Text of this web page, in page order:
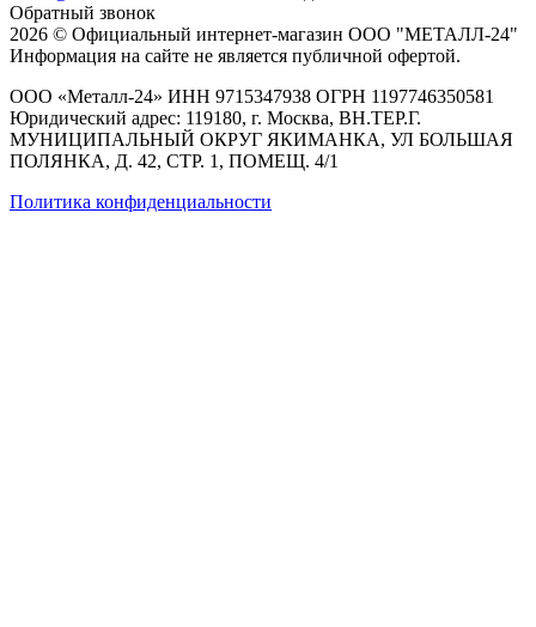
Обратный звонок
2026 © Официальный интернет-магазин ООО "МЕТАЛЛ-24"
Информация на сайте не является публичной офертой.
ООО «Металл-24» ИНН 9715347938 ОГРН 1197746350581
Юридический адрес: 119180, г. Москва, ВН.ТЕР.Г.
МУНИЦИПАЛЬНЫЙ ОКРУГ ЯКИМАНКА, УЛ БОЛЬШАЯ
ПОЛЯНКА, Д. 42, СТР. 1, ПОМЕЩ. 4/1
Политика конфиденциальности